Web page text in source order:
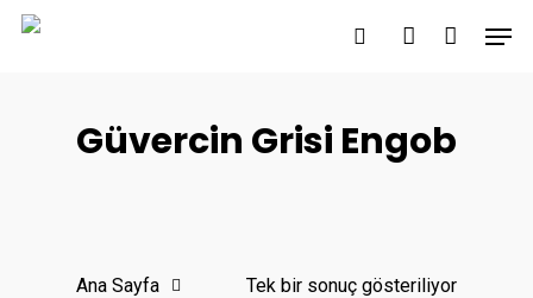
Skip
Güvercin Grisi Engob
Tek bir sonuç gösteriliyor
Ana Sayfa